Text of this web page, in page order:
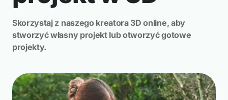
Skorzystaj z naszego kreatora 3D online, aby
stworzyć własny projekt lub otworzyć gotowe
projekty.